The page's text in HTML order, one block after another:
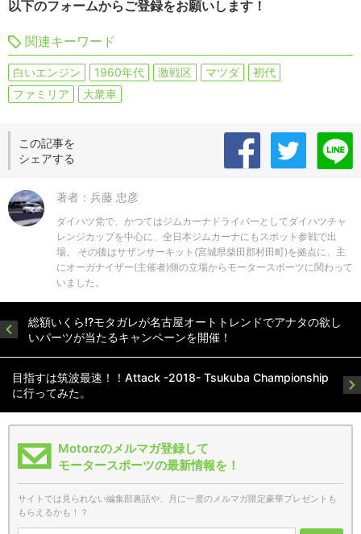
以下のフォームからご登録をお願いします！
関連キーワード
白いエンジン 1960年代 激戦区 マツダ
初代
ファミリア
大衆車
この記事を
シェアする
著者：兵藤 忠彦
ダイハツ党で、かつてはジムカーナドライバーとしてダイハツチャ
レンジカップを中心に、全日本ジムカーナにもスポット参戦で出
場。 その後はサザンサーキット(宮城県柴田郡村田町)を拠点に、主
にオーガナイザー(主催者)側の立場からモータースポーツに関わって
いました。
総額いくら!?モタガレが名古屋オートトレンドでアナタの欲し
いパーツが当たるキャンペーンを開催！
目指すは筑波最速！！Attack -2018- Tsukuba Championship
に行ってみた。
Motorzのメルマガ登録して
モータースポーツの最新情報を！
サイトでは見られない編集部裏話や、月に一度のメルマガ限定豪華プレゼントも
もらえるかも！？